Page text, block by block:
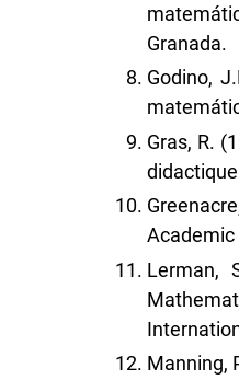
Granada.
Godino,
Gras, R.
Academic
Lerman,
Manning,